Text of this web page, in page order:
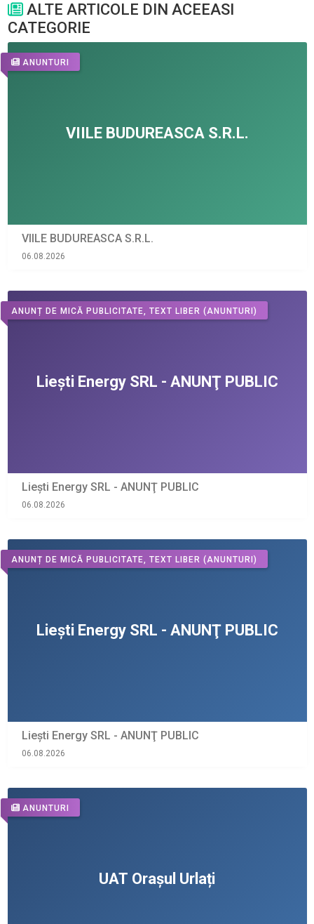
ALTE ARTICOLE DIN ACEEASI
CATEGORIE
ANUNTURI
VIILE BUDUREASCA S.R.L.
06.08.2026
ANUNȚ DE MICĂ PUBLICITATE, TEXT LIBER (ANUNTURI)
Liești Energy SRL - ANUNŢ PUBLIC
06.08.2026
ANUNȚ DE MICĂ PUBLICITATE, TEXT LIBER (ANUNTURI)
Liești Energy SRL - ANUNŢ PUBLIC
06.08.2026
ANUNTURI